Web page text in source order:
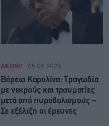
ΔΙΕΘΝΗ 05.08.2026
Βόρεια Καρολίνα: Τραγωδία
με νεκρούς και τραυματίες
μετά από πυροβολισμούς –
Σε εξέλιξη οι έρευνες